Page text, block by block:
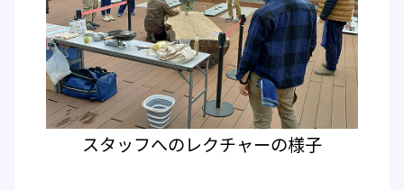
スタッフへのレクチャーの様子